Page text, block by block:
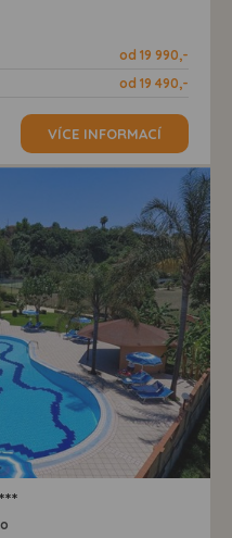
od 19 990,-
od 19 490,-
VÍCE INFORMACÍ